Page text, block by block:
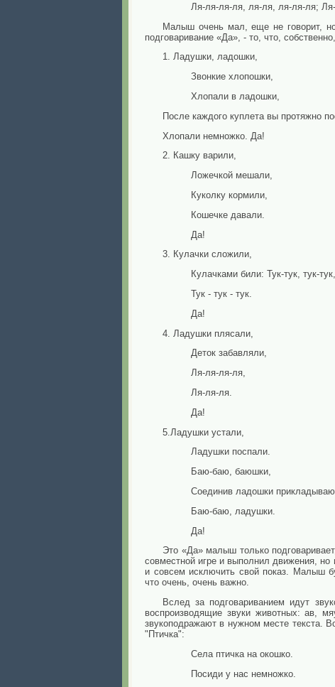
Ля-ля-ля-ля, ля-ля, ля-ля-ля;
Малыш очень мал, еще не говорит,
подговаривание «Да», - то, что,
1. Ладушки, ладошки,
Звонкие хлопошки,
Хлопали в ладошки,
После каждого куплета вы протяжно
Хлопали немножко. Да!
2. Кашку варили,
Ложечкой мешали,
Куколку кормили,
Кошечке давали.
Да!
3. Кулачки сложили,
Кулачками били: Тук-тук, тук-тук,
Тук - тук - тук.
Да!
4. Ладушки плясали,
Деток забавляли,
Ля-ля-ля-ля,
Ля-ля-ля.
Да!
5.Ладушки устали,
Ладушки поспали.
Баю-баю, баюшки,
Соединив ладошки
Баю-баю, ладушки.
Да!
Это «Да» малыш только
совместной игре и выполнил движения,
и совсем исключить свой показ. Малыш
что очень, очень важно.
Вслед за подговариванием идут
воспроизводящие звуки животных: ав,
звукоподражают в нужном месте текста.
"Птичка":
Села птичка на окошко.
Посиди у нас немножко.